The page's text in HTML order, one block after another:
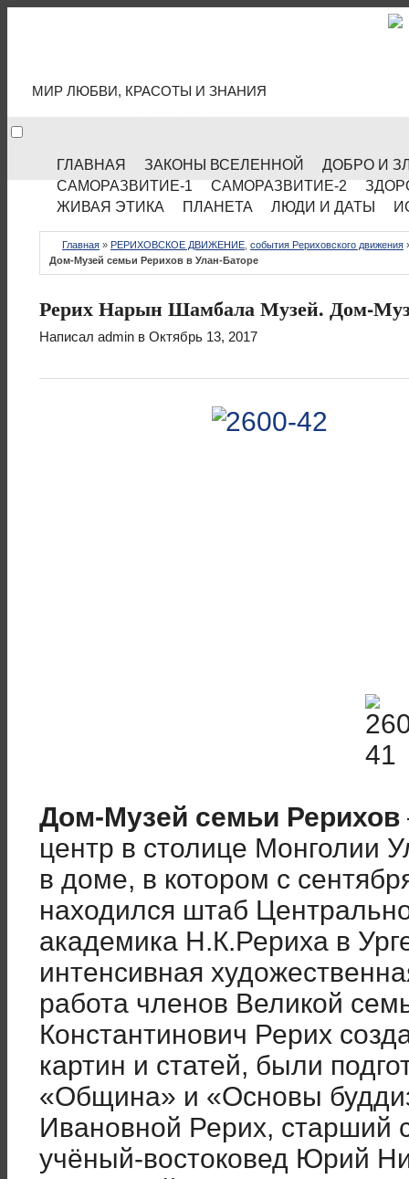
МИР ЛЮБВИ, КРАСОТЫ И ЗНАНИЯ
ГЛАВНАЯ ЗАКОНЫ ВСЕЛЕННОЙ
ДОБРО И
САМОРАЗВИТИЕ-1
САМОРАЗВИТИЕ-2
ЖИВАЯ ЭТИКА
ПЛАНЕТА ЛЮДИ И ДАТЫ
Главная » РЕРИХОВСКОЕ ДВИЖЕНИЕ события Рериховского движения
Дом-Музей семьи Рерихов в Улан-Баторе
Рерих Нарын Шамбала Музей. Дом-
Написал admin в Октябрь 13, 2017
Дом-Музей семьи Рерихов
центр в столице Монголии
в доме, в котором с
находился штаб
академика Н.К.Рериха в
интенсивная
работа членов Великой
Константинович Рерих
картин и статей, были
«Община» и «Основы
Ивановной Рерих,
учёный-востоковед Юрий